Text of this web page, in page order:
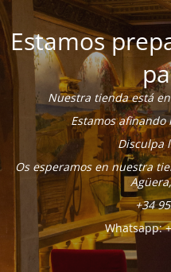
Estamos
Nuestra tienda está
Estamos afinando
Disculpa
Os esperamos en nuestra
+34
Whatsapp: